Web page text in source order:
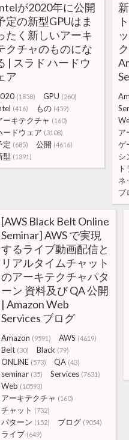
が2020年に公開
定の新型GPUはま
たく新しいアーキ
クチャのものにな
| スラド ハードウ
ア
(1858) GPU (260)
(416) もの (459)
ーキテクチャ (160)
ードウェア (3108)
定 (685) 公開 (4616)
型 (1391)
ア
ゲ
シ
ネ
ブ
[AWS Black Belt Online
Seminar] AWS で実現
するライブ動画配信と
リアルタイムチャット
のアーキテクチャパタ
ーン 資料及び QA 公開
| Amazon Web
Services ブログ
Amazon (9591) AWS (4619)
Belt (30) Black (79)
ONLINE (573) QA (43)
seminar (35) Services (7631)
Web (10593)
アーキテクチャ (160)
チャット (732)
パターン (152) ブログ (9054)
ライブ (649)